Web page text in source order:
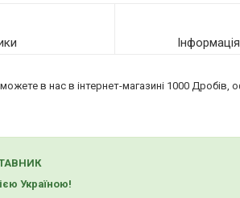
в нас в інтернет-магазині 1000
Україною!